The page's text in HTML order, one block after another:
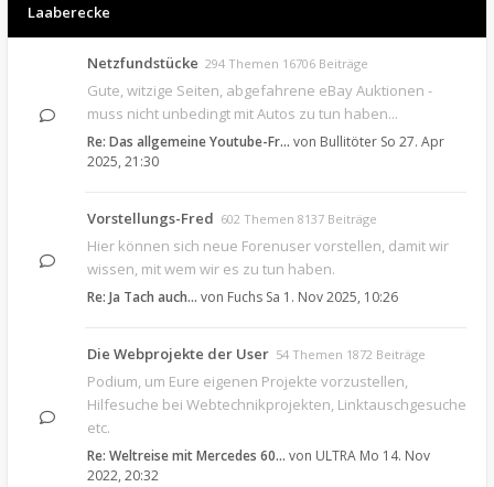
Laaberecke
Netzfundstücke 294 Themen 16706 Beiträge
Gute, witzige Seiten, abgefahrene eBay Auktionen -
muss nicht unbedingt mit Autos zu tun haben...
Re: Das allgemeine Youtube-Fr… von Bullitöter So 27. Apr
2025, 21:30
Vorstellungs-Fred 602 Themen 8137 Beiträge
Hier können sich neue Forenuser vorstellen, damit wir
wissen, mit wem wir es zu tun haben.
Re: Ja Tach auch... von Fuchs Sa 1. Nov 2025, 10:26
Die Webprojekte der User 54 Themen 1872 Beiträge
Podium, um Eure eigenen Projekte vorzustellen,
Hilfesuche bei Webtechnikprojekten, Linktauschgesuche
etc.
Re: Weltreise mit Mercedes 60… von ULTRA Mo 14. Nov
2022, 20:32